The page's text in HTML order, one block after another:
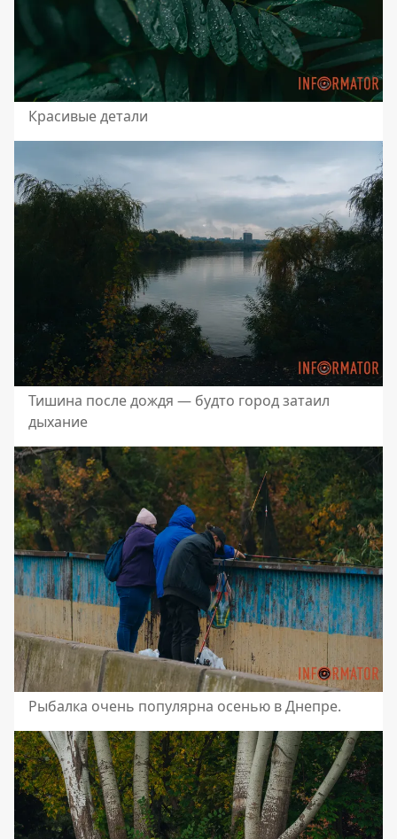
Красивые детали
Тишина после дождя — будто город затаил
дыхание
Рыбалка очень популярна осенью в Днепре.